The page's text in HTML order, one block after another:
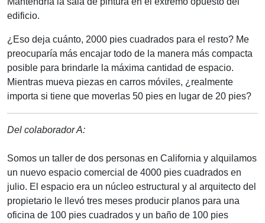
edificio.
¿Eso deja cuánto, 2000 pies cuadrados para el resto? Me
preocuparía más encajar todo de la manera más compacta
posible para brindarle la máxima cantidad de espacio.
Mientras mueva piezas en carros móviles, ¿realmente
importa si tiene que moverlas 50 pies en lugar de 20 pies?
Del colaborador A:
Somos un taller de dos personas en California y alquilamos
un nuevo espacio comercial de 4000 pies cuadrados en
julio. El espacio era un núcleo estructural y al arquitecto del
propietario le llevó tres meses producir planos para una
oficina de 100 pies cuadrados y un baño de 100 pies